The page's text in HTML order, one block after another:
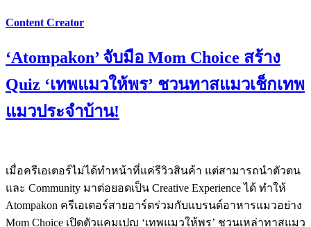
Content Creator
‘Atompakon’ จับมือ Mom Choice สร้าง
Quiz ‘เทพแมวให้พร’ ชวนทาสแมวเช็กเทพ
แมวประจำบ้าน!
เมื่อครีเอเตอร์ไม่ได้ทำหน้าที่แค่รีวิวสินค้า แต่สามารถนำตัวตน
และ Community มาต่อยอดเป็น Creative Experience ได้ ทำให้
Atompakon ครีเอเตอร์สายอาร์ตร่วมกับแบรนด์อาหารแมวอย่าง
Mom Choice เปิดตัวแคมเปญ ‘เทพแมวให้พร’ ชวนเหล่าทาสแมว